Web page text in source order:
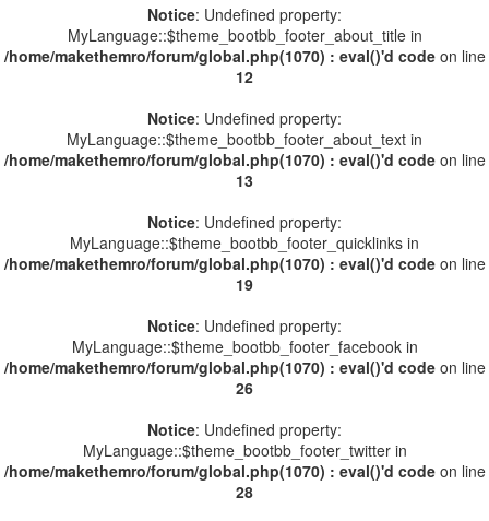
Notice: Undefined property:
MyLanguage::$theme_bootbb_footer_about_title in
/home/makethemro/forum/global.php(1070) : eval()'d codeon line
12
Notice: Undefined property:
MyLanguage::$theme_bootbb_footer_about_text in
/home/makethemro/forum/global.php(1070) : eval()'d codeon line
13
Notice: Undefined property:
MyLanguage::$theme_bootbb_footer_quicklinks in
/home/makethemro/forum/global.php(1070) : eval()'d codeon line
19
Notice: Undefined property:
MyLanguage::$theme_bootbb_footer_facebook in
/home/makethemro/forum/global.php(1070) : eval()'d codeon line
26
Notice: Undefined property:
MyLanguage::$theme_bootbb_footer_twitter in
/home/makethemro/forum/global.php(1070) : eval()'d codeon line
28